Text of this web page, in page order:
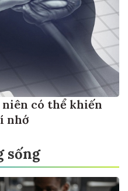
có thể khiến
nhớ
sống